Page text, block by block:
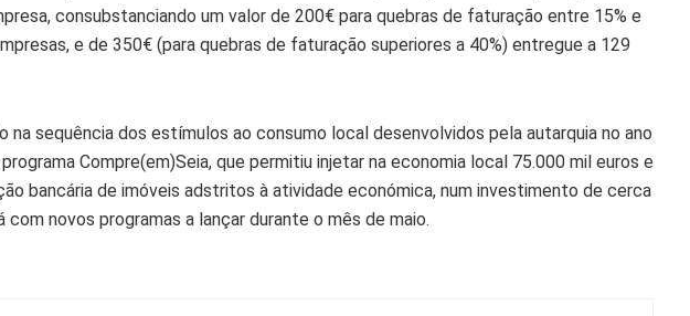
consubstanciando um valor de 200€ para quebras de faturação entre 15% e
e de 350€ (para quebras de faturação superiores a 40%) entregue a 129
na sequência dos estímulos ao consumo local desenvolvidos pela autarquia no ano
Compre(em)Seia, que permitiu injetar na economia local 75.000 mil euros e
bancária de imóveis adstritos à atividade económica, num investimento de cerca
novos programas a lançar durante o mês de maio.